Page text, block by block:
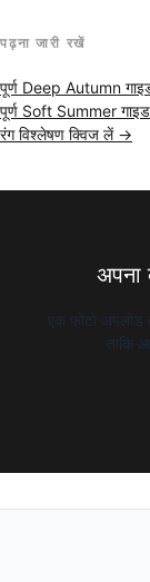
पढ़ना जारी रखें
पूर्ण Deep Autumn
पूर्ण Soft Summer
रंग विश्लेषण क्विज लें →
अपना
एक फोटो अपलोड
ताकि